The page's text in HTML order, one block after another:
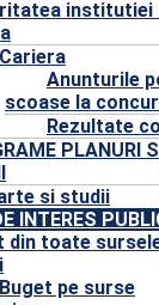
institutiei
Cariera
Anunturile
scoase la
Rezultate
PLANURI SI
si studii
INTERES
din toate
Buget pe surse